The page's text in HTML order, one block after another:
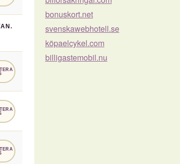
bonuskort.net
svenskawebhotell.se
köpaelcykel.com
billigastemobil.nu